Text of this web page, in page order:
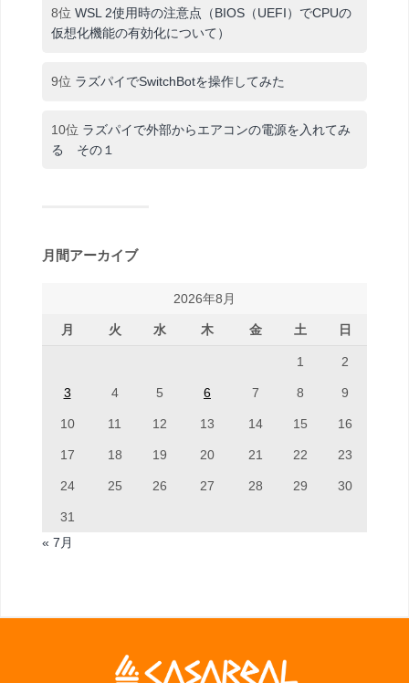
8位 WSL 2使用時の注意点（BIOS（UEFI）でCPUの
仮想化機能の有効化について）
9位 ラズパイでSwitchBotを操作してみた
10位 ラズパイで外部からエアコンの電源を入れてみ
る その１
月間アーカイブ
2026年8月
月 火 水 木 金 土 日
1 2
3 4 5 6 7 8 9
10 11 12 13 14 15 16
17 18 19 20 21 22 23
24 25 26 27 28 29 30
31
« 7月